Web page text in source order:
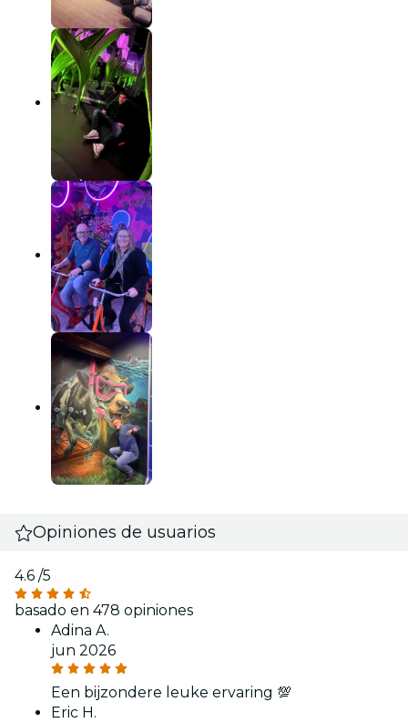
Opiniones de usuarios
4.6 /5
basado en 478 opiniones
Adina A.
jun 2026
Een bijzondere leuke ervaring 💯
Eric H.